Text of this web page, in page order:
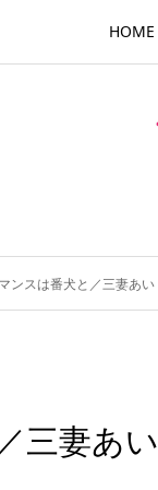
HOME
ンスは番犬と／三妻あい
三妻あい